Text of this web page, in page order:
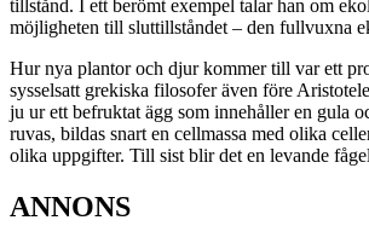
tillstånd. I ett berömt exempel talar han om
möjligheten till sluttillståndet – den fullvuxna
Hur nya plantor och djur kommer till var ett
sysselsatt grekiska filosofer även före
ju ur ett befruktat ägg som innehåller en gula
ruvas, bildas snart en cellmassa med olika
olika uppgifter. Till sist blir det en levande
ANNONS